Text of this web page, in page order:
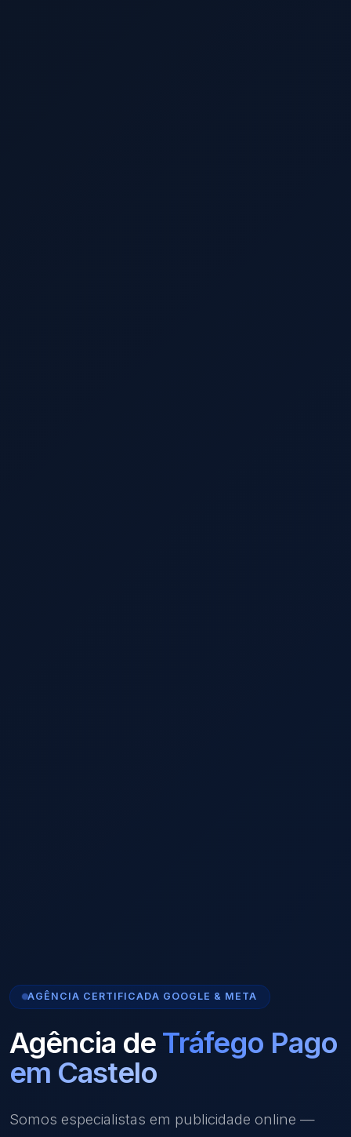
AGÊNCIA CERTIFICADA GOOGLE & META
Agência de Tráfego Pago
em Castelo
Somos especialistas em publicidade online —